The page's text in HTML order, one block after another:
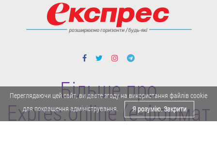
Більше про
Expres.online (e-формат
Переглядаючи цей сайт, ви даєте згоду на використання файлів cookie
для покращення адміністрування.
Я розумію. Закрити